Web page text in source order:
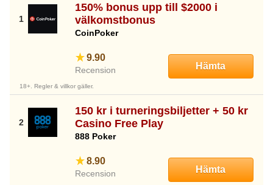
150% bonus upp till $2000 i
välkomstbonus
CoinPoker
9.90
Recension Hämta
18+. Regler & villkor gäller.
150 kr i turneringsbiljetter + 50 kr
Casino Free Play
888 Poker
8.90
Recension Hämta